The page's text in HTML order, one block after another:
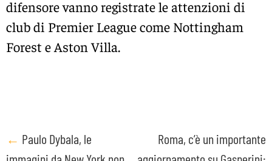
difensore vanno registrate le attenzioni di
club di Premier League come Nottingham
Forest e Aston Villa.
Post
← Paulo Dybala, le
Roma, c’è un importante